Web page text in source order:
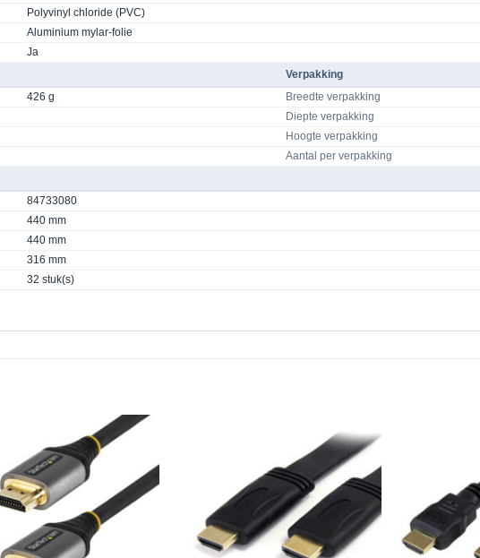
Polyvinyl chloride (PVC)
Aluminium mylar-folie
Ja
Verpakking
426 g Breedte verpakking
Diepte verpakking
Hoogte verpakking
Aantal per verpakking
84733080
440 mm
440 mm
316 mm
32 stuk(s)